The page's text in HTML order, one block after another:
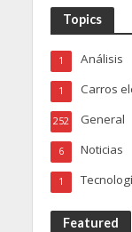
Topics
Análisis
1
Carros
1
General
252
Noticias
6
1
Featured